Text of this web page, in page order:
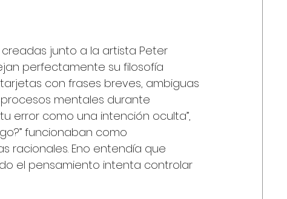
junto a la artista Peter
perfectamente su filosofía
con frases breves, ambiguas
mentales durante
error como una intención oculta”,
funcionaban como
racionales. Eno entendía que
el pensamiento intenta controlar